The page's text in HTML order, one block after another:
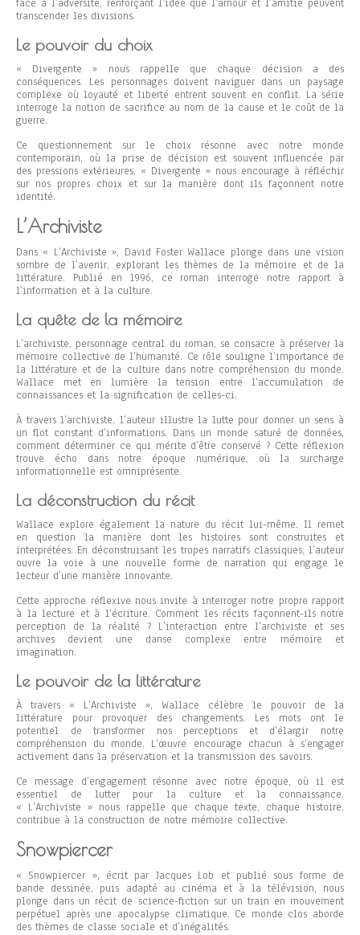
face à l’adversité, renforçant l’idée que l’amour et l’amitié peuvent
transcender les divisions.
Le pouvoir du choix
« Divergente » nous rappelle que chaque décision a des
conséquences. Les personnages doivent naviguer dans un paysage
complexe où loyauté et liberté entrent souvent en conflit. La série
interroge la notion de sacrifice au nom de la cause et le coût de la
guerre.
Ce questionnement sur le choix résonne avec notre monde
contemporain, où la prise de décision est souvent influencée par
des pressions extérieures. « Divergente » nous encourage à réfléchir
sur nos propres choix et sur la manière dont ils façonnent notre
identité.
L’Archiviste
Dans « L’Archiviste », David Foster Wallace plonge dans une vision
sombre de l’avenir, explorant les thèmes de la mémoire et de la
littérature. Publié en 1996, ce roman interroge notre rapport à
l’information et à la culture.
La quête de la mémoire
L’archiviste, personnage central du roman, se consacre à préserver la
mémoire collective de l’humanité. Ce rôle souligne l’importance de
la littérature et de la culture dans notre compréhension du monde.
Wallace met en lumière la tension entre l’accumulation de
connaissances et la signification de celles-ci.
À travers l’archiviste, l’auteur illustre la lutte pour donner un sens à
un flot constant d’informations. Dans un monde saturé de données,
comment déterminer ce qui mérite d’être conservé ? Cette réflexion
trouve écho dans notre époque numérique, où la surcharge
informationnelle est omniprésente.
La déconstruction du récit
Wallace explore également la nature du récit lui-même. Il remet
en question la manière dont les histoires sont construites et
interprétées. En déconstruisant les tropes narratifs classiques, l’auteur
ouvre la voie à une nouvelle forme de narration qui engage le
lecteur d’une manière innovante.
Cette approche réflexive nous invite à interroger notre propre rapport
à la lecture et à l’écriture. Comment les récits façonnent-ils notre
perception de la réalité ? L’interaction entre l’archiviste et ses
archives devient une danse complexe entre mémoire et
imagination.
Le pouvoir de la littérature
À travers « L’Archiviste », Wallace célèbre le pouvoir de la
littérature pour provoquer des changements. Les mots ont le
potentiel de transformer nos perceptions et d’élargir notre
compréhension du monde. L’œuvre encourage chacun à s’engager
activement dans la préservation et la transmission des savoirs.
Ce message d’engagement résonne avec notre époque, où il est
essentiel de lutter pour la culture et la connaissance.
« L’Archiviste » nous rappelle que chaque texte, chaque histoire,
contribue à la construction de notre mémoire collective.
Snowpiercer
« Snowpiercer », écrit par Jacques Lob et publié sous forme de
bande dessinée, puis adapté au cinéma et à la télévision, nous
plonge dans un récit de science-fiction sur un train en mouvement
perpétuel après une apocalypse climatique. Ce monde clos aborde
des thèmes de classe sociale et d’inégalités.